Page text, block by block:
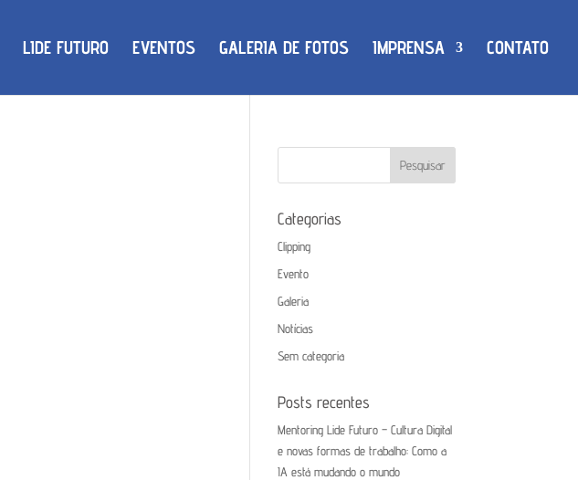
LIDE FUTURO EVENTOS GALERIA DE FOTOS IMPRENSA CONTATO
Categorias
Clipping
Evento
Galeria
Notícias
Sem categoria
Posts recentes
Mentoring Lide Futuro – Cultura Digital
e novas formas de trabalho: Como a
IA está mudando o mundo